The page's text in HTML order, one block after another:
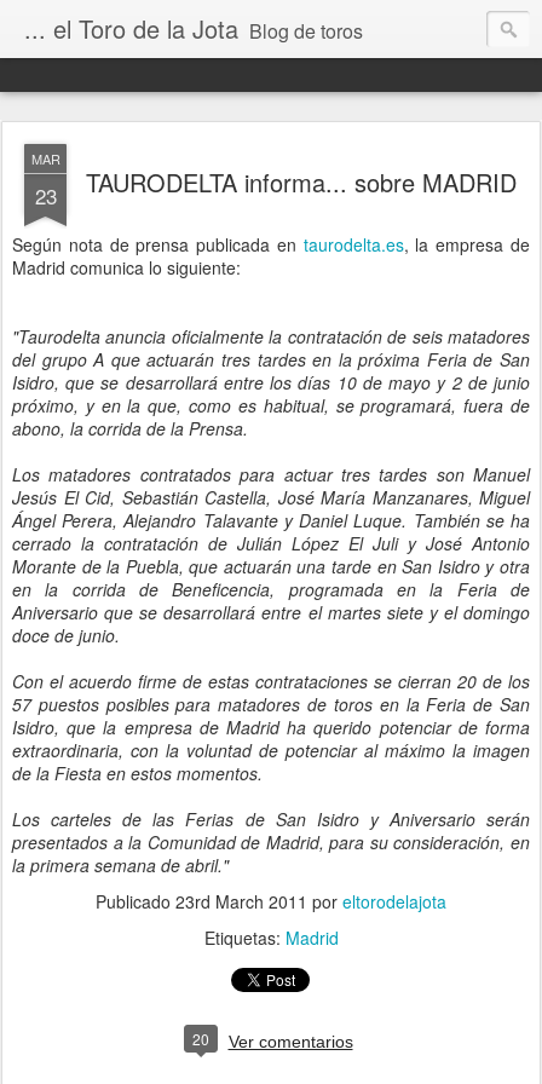
... el Toro de la Jota Blog de toros
MAR
23 TAURODELTA informa... sobre MADRID
Según nota de prensa publicada en taurodelta.es, la empresa de
Madrid comunica lo siguiente:
"Taurodelta anuncia oficialmente la contratación de seis matadores
del grupo A que actuarán tres tardes en la próxima Feria de San
Isidro, que se desarrollará entre los días 10 de mayo y 2 de junio
próximo, y en la que, como es habitual, se programará, fuera de
abono, la corrida de la Prensa.
Los matadores contratados para actuar tres tardes son Manuel
Jesús El Cid, Sebastián Castella, José María Manzanares, Miguel
Ángel Perera, Alejandro Talavante y Daniel Luque. También se ha
cerrado la contratación de Julián López El Juli y José Antonio
Morante de la Puebla, que actuarán una tarde en San Isidro y otra
en la corrida de Beneficencia, programada en la Feria de
Aniversario que se desarrollará entre el martes siete y el domingo
doce de junio.
Con el acuerdo firme de estas contrataciones se cierran 20 de los
57 puestos posibles para matadores de toros en la Feria de San
Isidro, que la empresa de Madrid ha querido potenciar de forma
extraordinaria, con la voluntad de potenciar al máximo la imagen
de la Fiesta en estos momentos.
Los carteles de las Ferias de San Isidro y Aniversario serán
presentados a la Comunidad de Madrid, para su consideración, en
la primera semana de abril."
Publicado 23rd March 2011 por eltorodelajota
Etiquetas: Madrid
20 Ver comentarios